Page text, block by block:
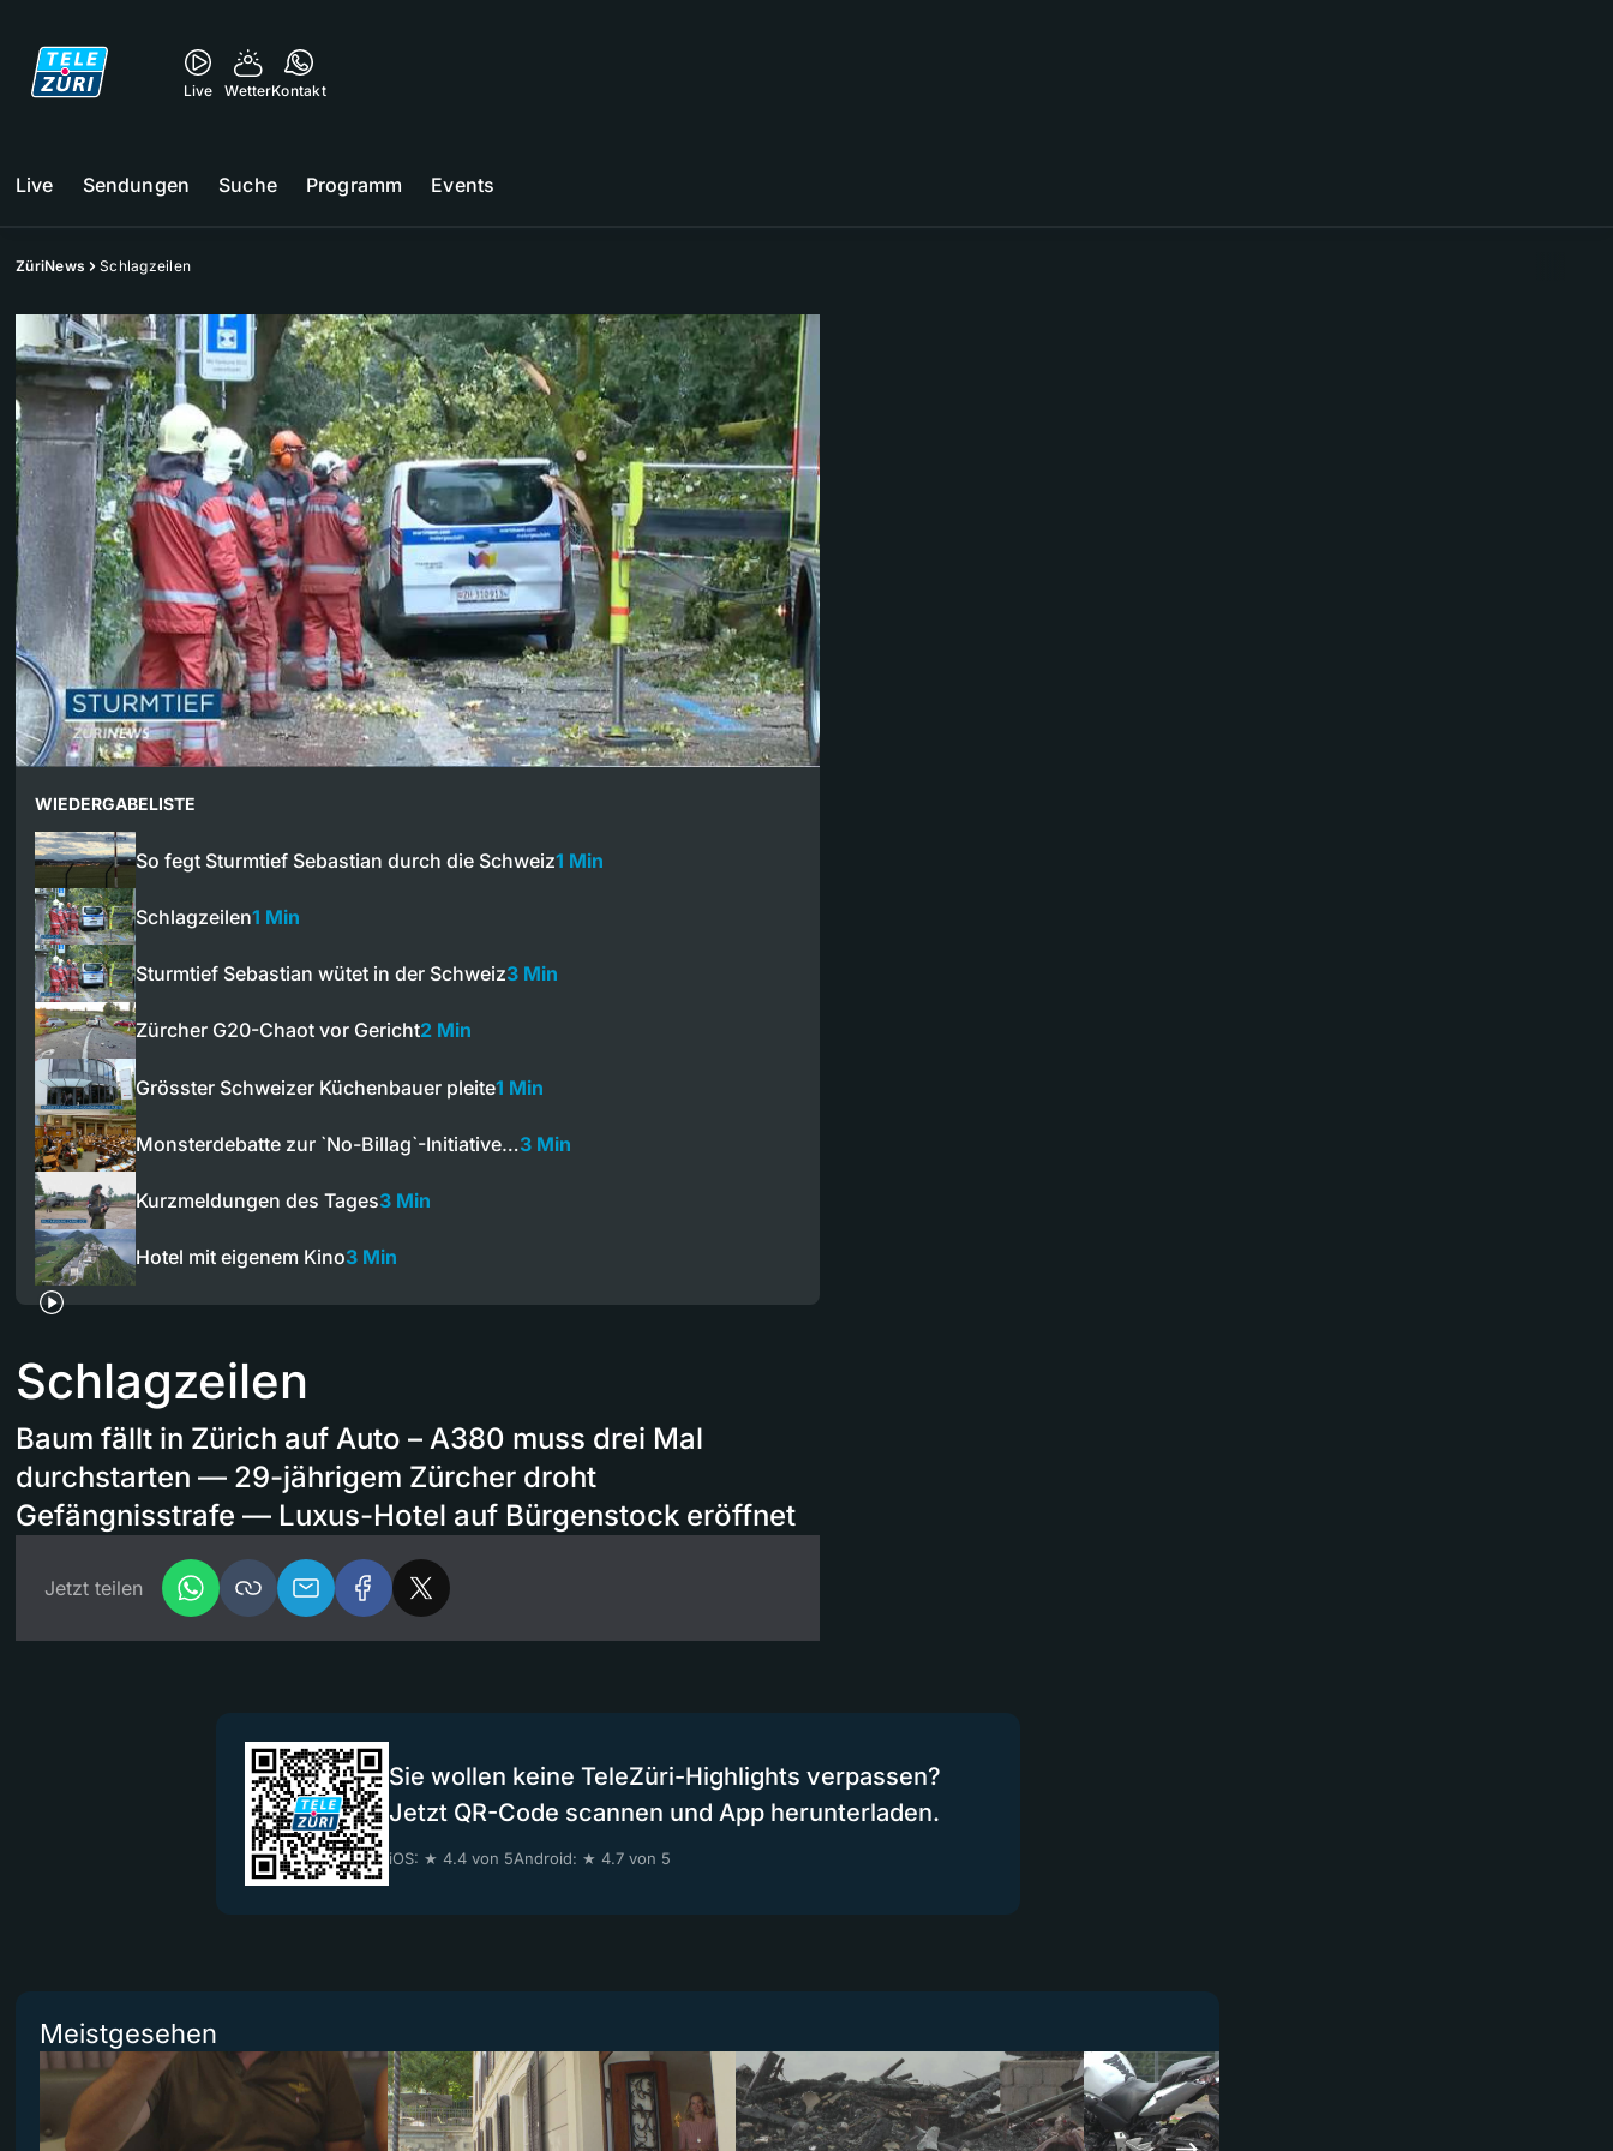
Live WetterKontakt
Live Sendungen Suche Programm Events
ZüriNews Schlagzeilen
WIEDERGABELISTE
So fegt Sturmtief Sebastian durch die Schweiz1 Min
Schlagzeilen1 Min
Sturmtief Sebastian wütet in der Schweiz3 Min
Zürcher G20-Chaot vor Gericht2 Min
Grösster Schweizer Küchenbauer pleite1 Min
Monsterdebatte zur `No-Billag`-Initiative…3 Min
Kurzmeldungen des Tages3 Min
Hotel mit eigenem Kino3 Min
Schlagzeilen
Baum fällt in Zürich auf Auto – A380 muss drei Mal
durchstarten — 29-jährigem Zürcher droht
Gefängnisstrafe — Luxus-Hotel auf Bürgenstock eröffnet
Jetzt teilen
Sie wollen keine TeleZüri-Highlights verpassen?
Jetzt QR-Code scannen und App herunterladen.
iOS: ★ 4.4 von 5Android: ★ 4.7 von 5
Meistgesehen